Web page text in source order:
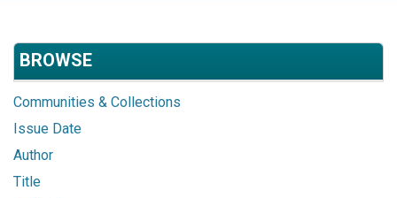
BROWSE
Communities & Collections
Issue Date
Author
Title